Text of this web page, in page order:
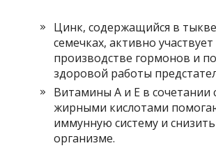
Цинк, содержащийся в
семечках, активно участвует
производстве гормонов и
здоровой работы
Витамины А и Е в сочетании
жирными кислотами
иммунную систему и
организме.